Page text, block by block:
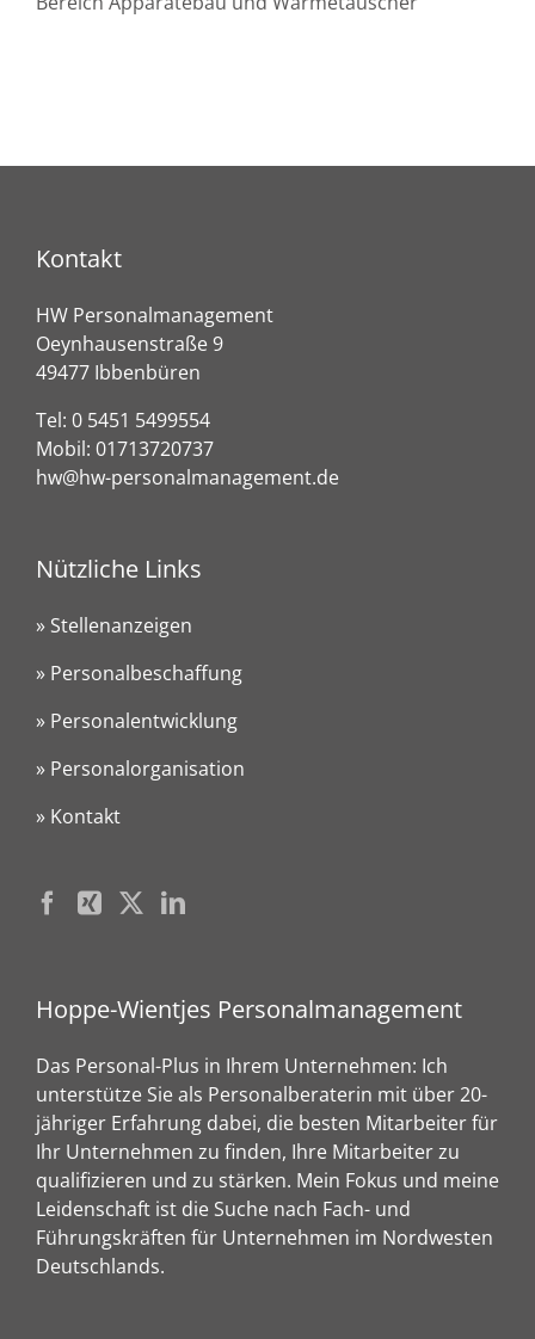
Kontakt
HW Personalmanagement
Oeynhausenstraße 9
49477 Ibbenbüren
Tel: 0 5451 5499554
Mobil: 01713720737
hw@hw-personalmanagement.de
Nützliche Links
» Stellenanzeigen
» Personalbeschaffung
» Personalentwicklung
» Personalorganisation
» Kontakt
Hoppe-Wientjes Personalmanagement
Das Personal-Plus in Ihrem Unternehmen: Ich
unterstütze Sie als Personalberaterin mit über 20-
jähriger Erfahrung dabei, die besten Mitarbeiter für
Ihr Unternehmen zu finden, Ihre Mitarbeiter zu
qualifizieren und zu stärken. Mein Fokus und meine
Leidenschaft ist die Suche nach Fach- und
Führungskräften für Unternehmen im Nordwesten
Deutschlands.